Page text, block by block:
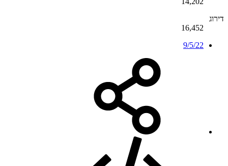
דירוג
16,452
9/5/22